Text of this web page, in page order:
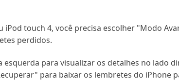
iPod touch 4, você precisa escolher "Modo
perdidos.
para visualizar os detalhes no lado
para baixar os lembretes do iPhone